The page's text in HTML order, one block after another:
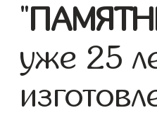
"
уже 25